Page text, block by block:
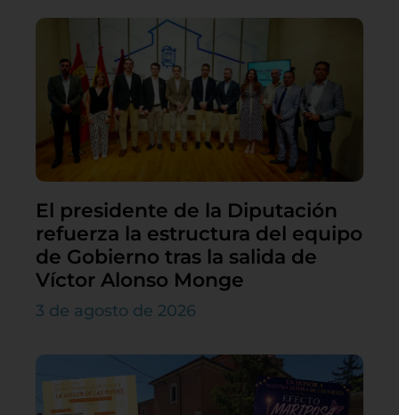
El presidente de la Diputación
refuerza la estructura del equipo
de Gobierno tras la salida de
Víctor Alonso Monge
3 de agosto de 2026